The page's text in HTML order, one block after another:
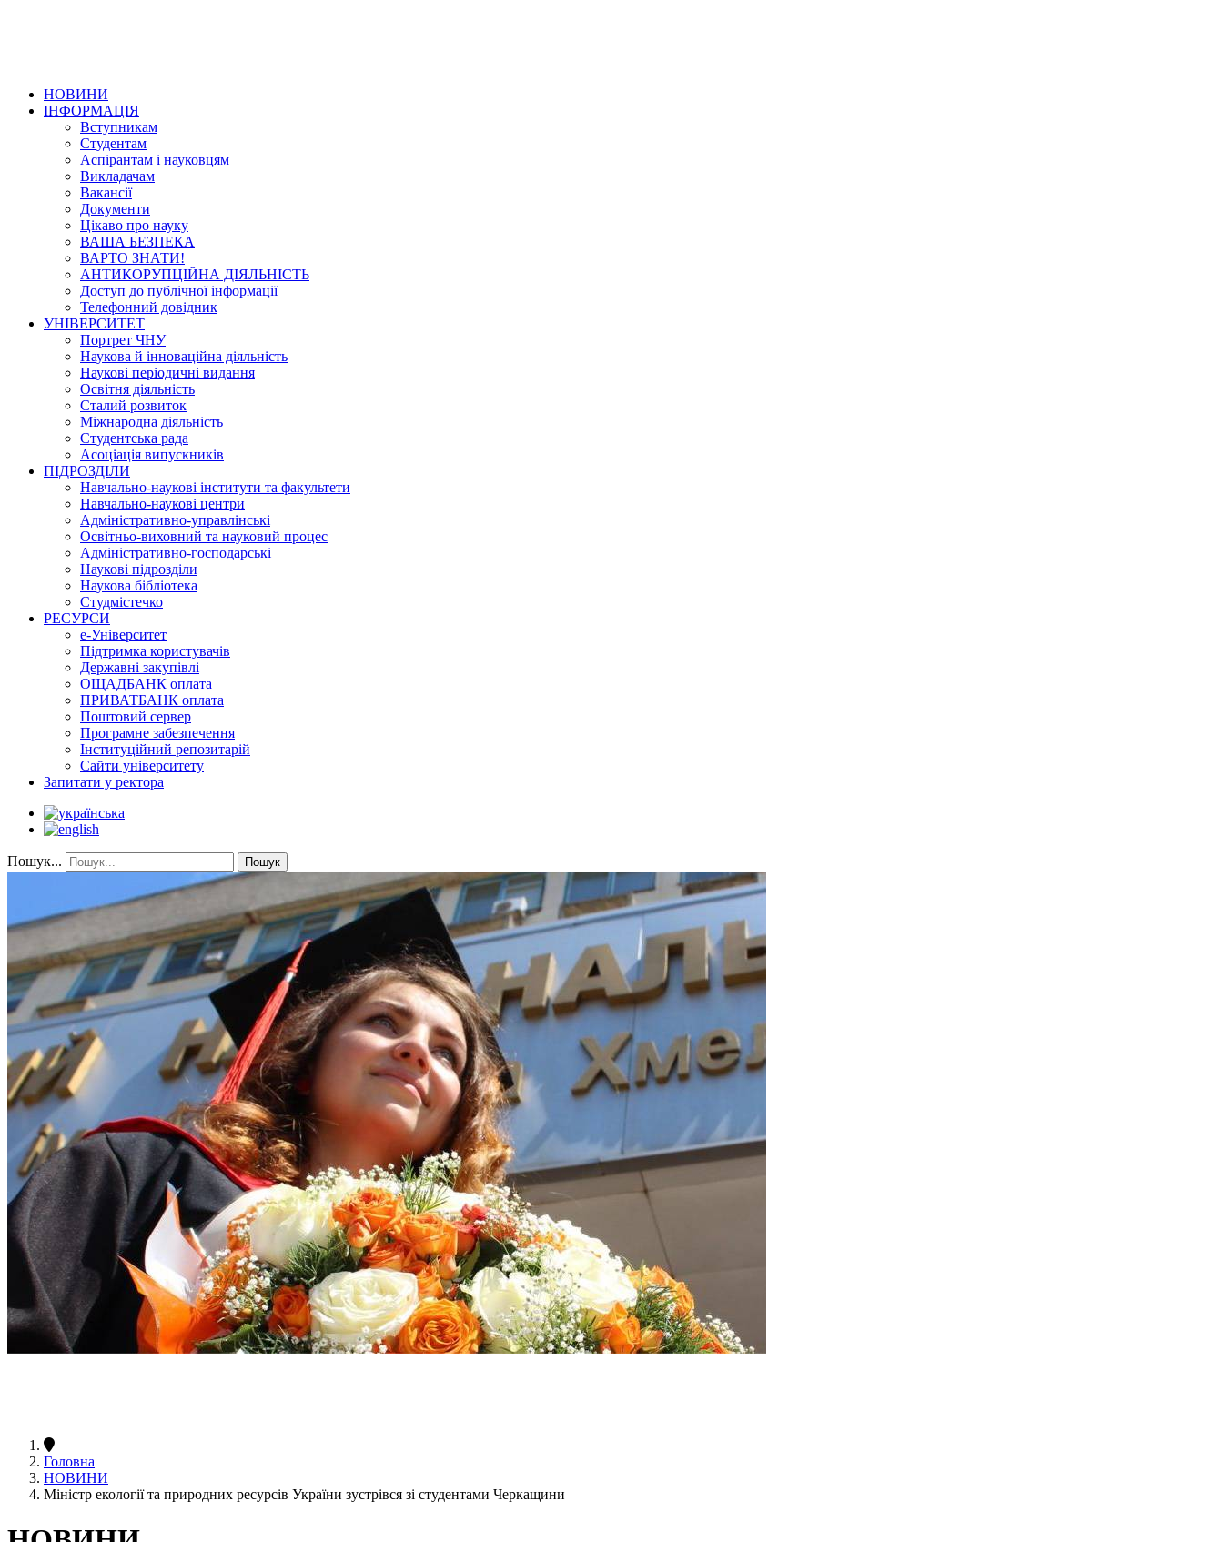
НОВИНИ
ІНФОРМАЦІЯ
Вступникам
Студентам
Аспірантам і науковцям
Викладачам
Вакансії
Документи
Цікаво про науку
ВАША БЕЗПЕКА
ВАРТО ЗНАТИ!
АНТИКОРУПЦІЙНА ДІЯЛЬНІСТЬ
Доступ до публічної інформації
Телефонний довідник
УНІВЕРСИТЕТ
Портрет ЧНУ
Наукова й інноваційна діяльність
Наукові періодичні видання
Освітня діяльність
Сталий розвиток
Міжнародна діяльність
Студентська рада
Асоціація випускників
ПІДРОЗДІЛИ
Навчально-наукові інститути та факультети
Навчально-наукові центри
Адміністративно-управлінські
Освітньо-виховний та науковий процес
Адміністративно-господарські
Наукові підрозділи
Наукова бібліотека
Студмістечко
РЕСУРСИ
е-Університет
Підтримка користувачів
Державні закупівлі
ОЩАДБАНК оплата
ПРИВАТБАНК оплата
Поштовий сервер
Програмне забезпечення
Інституційний репозитарій
Сайти університету
Запитати у ректора
Пошук... Пошук
Головна
НОВИНИ
Міністр екології та природних ресурсів України зустрівся зі студентами Черкащини